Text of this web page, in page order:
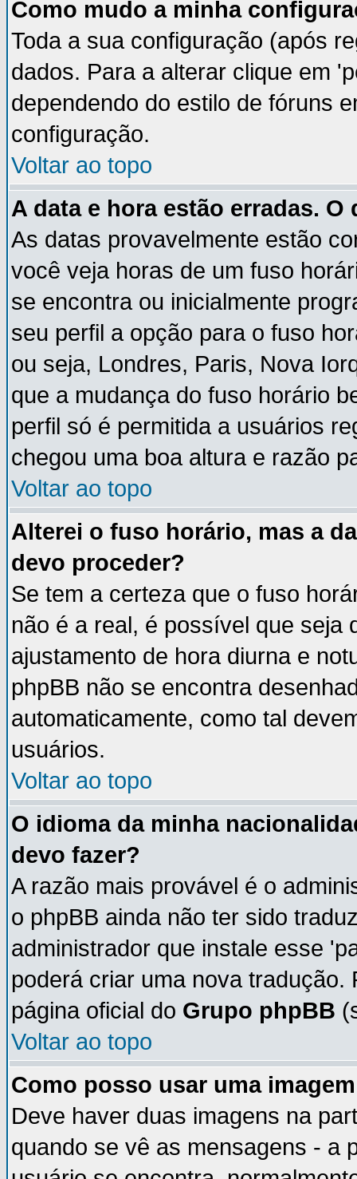
Como mudo a minha
Toda a sua configuração (após
dados. Para a alterar clique em
dependendo do estilo de fóruns
configuração.
Voltar ao topo
A data e hora estão erradas. O
As datas provavelmente estão
você veja horas de um fuso
se encontra ou inicialmente
seu perfil a opção para o fuso
ou seja, Londres, Paris, Nova
que a mudança do fuso horário
perfil só é permitida a usuários
chegou uma boa altura e razão
Voltar ao topo
Alterei o fuso horário, mas a
devo proceder?
Se tem a certeza que o fuso
não é a real, é possível que seja
ajustamento de hora diurna e
phpBB não se encontra
automaticamente, como tal
usuários.
Voltar ao topo
O idioma da minha
devo fazer?
A razão mais provável é o
o phpBB ainda não ter sido
administrador que instale esse
poderá criar uma nova
página oficial do Grupo phpBB
Voltar ao topo
Como posso usar uma
Deve haver duas imagens na
quando se vê as mensagens - a